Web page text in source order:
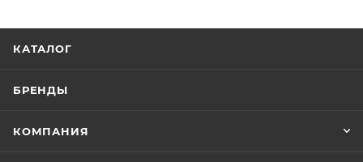
КАТАЛОГ
БРЕНДЫ
КОМПАНИЯ